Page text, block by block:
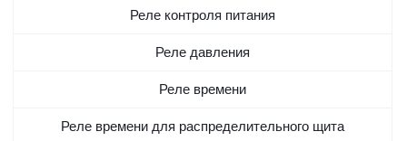
Реле контроля питания
Реле давления
Реле времени
Реле времени для распределительного щита